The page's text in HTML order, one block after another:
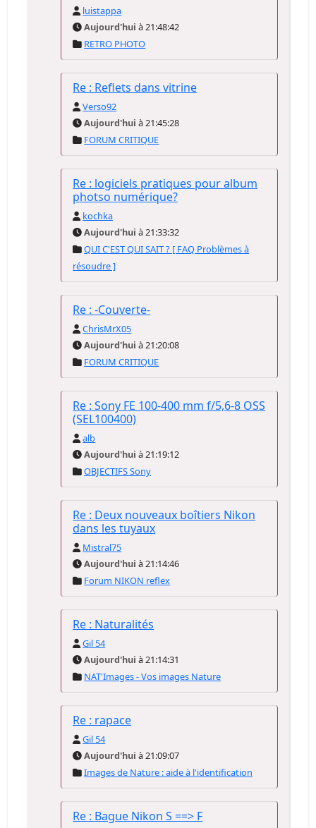
luistappa
Aujourd'hui à 21:48:42
RETRO PHOTO
Re : Reflets dans vitrine
Verso92
Aujourd'hui à 21:45:28
FORUM CRITIQUE
Re : logiciels pratiques pour album
photso numérique?
kochka
Aujourd'hui à 21:33:32
QUI C'EST QUI SAIT ? [ FAQ Problèmes à
résoudre ]
Re : -Couverte-
ChrisMrX05
Aujourd'hui à 21:20:08
FORUM CRITIQUE
Re : Sony FE 100-400 mm f/5,6-8 OSS
(SEL100400)
alb
Aujourd'hui à 21:19:12
OBJECTIFS Sony
Re : Deux nouveaux boîtiers Nikon
dans les tuyaux
Mistral75
Aujourd'hui à 21:14:46
Forum NIKON reflex
Re : Naturalités
Gil 54
Aujourd'hui à 21:14:31
NAT'Images - Vos images Nature
Re : rapace
Gil 54
Aujourd'hui à 21:09:07
Images de Nature : aide à l'identification
Re : Bague Nikon S ==> F